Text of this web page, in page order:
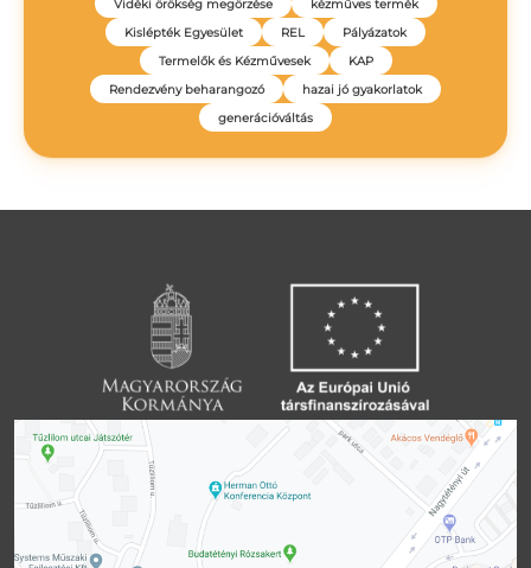
Vidéki örökség megörzése
kézműves termék
Kislépték Egyesület
REL
Pályázatok
Termelők és Kézművesek
KAP
Rendezvény beharangozó
hazai jó gyakorlatok
generációváltás